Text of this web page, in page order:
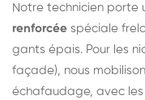
Notre technicien porte
renforcée spéciale
gants épais. Pour les
façade), nous
échafaudage, avec